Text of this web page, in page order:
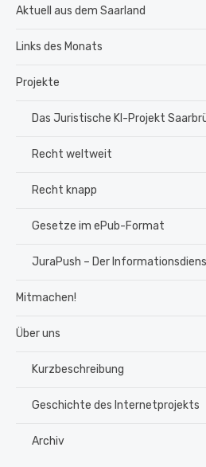
Aktuell aus dem Saarland
Links des Monats
Projekte
Das Juristische KI-Projekt
Recht weltweit
Recht knapp
Gesetze im ePub-Format
JuraPush – Der
Mitmachen!
Über uns
Kurzbeschreibung
Geschichte des Internetprojekts
Archiv